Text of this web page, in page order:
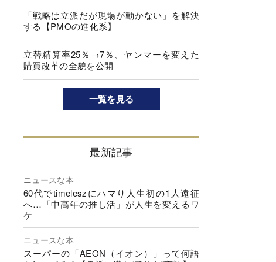
「戦略は立派だが現場が動かない」を解決
する【PMOの進化系】
立替精算率25％→7％、ヤンマーを変えた
購買改革の全貌を公開
一覧を見る
最新記事
ニュースな本
60代でtimeleszにハマり人生初の1人遠征
へ…「中高年の推し活」が人生を変えるワ
ケ
ニュースな本
スーパーの「AEON（イオン）」って何語